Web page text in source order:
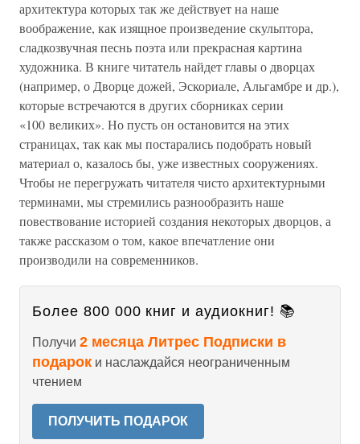
архитектура которых так же действует на наше
воображение, как изящное произведение скульптора,
сладкозвучная песнь поэта или прекрасная картина
художника. В книге читатель найдет главы о дворцах
(например, о Дворце дожей, Эскориале, Альгамбре и др.),
которые встречаются в других сборниках серии
«100 великих». Но пусть он остановится на этих
страницах, так как мы постарались подобрать новый
материал о, казалось бы, уже известных сооружениях.
Чтобы не перегружать читателя чисто архитектурными
терминами, мы стремились разнообразить наше
повествование историей создания некоторых дворцов, а
также рассказом о том, какое впечатление они
производили на современников.
Более 800 000 книг и аудиокниг! 📚
Получи 2 месяца Литрес Подписки в
подарок и наслаждайся неограниченным
чтением
ПОЛУЧИТЬ ПОДАРОК